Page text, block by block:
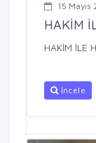
15
HAKİM
HAKİM İLE
İncele